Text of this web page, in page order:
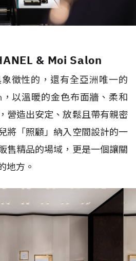
& Moi Salon
徵性的，還有全亞洲唯一的
，以溫暖的金色布面牆、柔和
營造出安定、放鬆且帶有親密
將「照顧」納入空間設計的一
售精品的場域，更是一個讓關
地方。